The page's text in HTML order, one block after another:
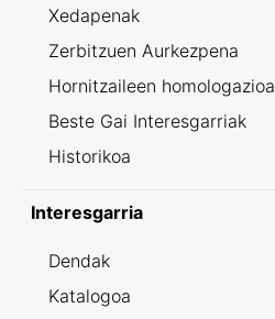
Xedapenak
Zerbitzuen Aurkezpena
Hornitzaileen homologazioa
Beste Gai Interesgarriak
Historikoa
Interesgarria
Dendak
Katalogoa